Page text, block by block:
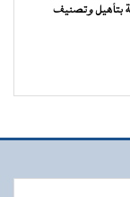
بتأهيل وتصنيف